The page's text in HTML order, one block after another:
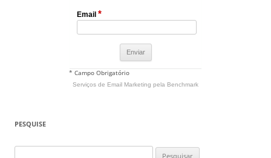
Email *
* Campo Obrigatório
Serviços de Email Marketing pela Benchmark
PESQUISE